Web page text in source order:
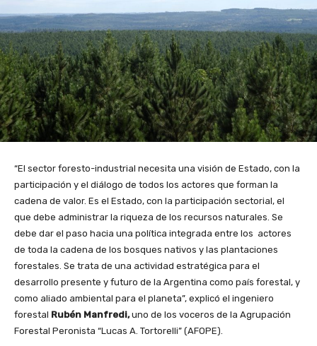
“El sector foresto-industrial necesita una visión de Estado, con la
participación y el diálogo de todos los actores que forman la
cadena de valor. Es el Estado, con la participación sectorial, el
que debe administrar la riqueza de los recursos naturales. Se
debe dar el paso hacia una política integrada entre los actores
de toda la cadena de los bosques nativos y las plantaciones
forestales. Se trata de una actividad estratégica para el
desarrollo presente y futuro de la Argentina como país forestal, y
como aliado ambiental para el planeta”, explicó el ingeniero
forestal Rubén Manfredi,uno de los voceros de la Agrupación
Forestal Peronista “Lucas A. Tortorelli” (AFOPE).